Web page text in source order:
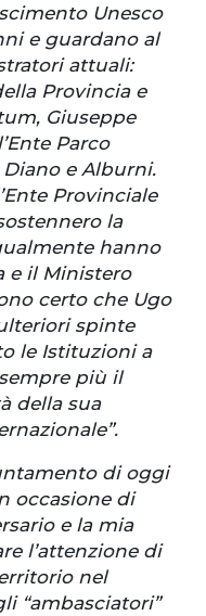
Unesco
e guardano al
attuali:
Provincia e
Giuseppe
Parco
e Alburni.
Provinciale
la
hanno
e il Ministero
certo che Ugo
spinte
le Istituzioni a
più il
della sua
di oggi
occasione di
e la mia
l’attenzione di
nel
“ambasciatori”